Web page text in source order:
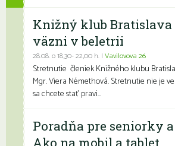
Knižný klub Bratislava
väzni v beletrii
28.08. o 18,30- 22,00 h. | Vavilovova 26
Stretnutie členiek Knižného klubu
Mgr. Viera Némethová. Stretnutie nie je
sa chcete stať pravi...
Poradňa pre seniorky
Ako na mobil a tablet